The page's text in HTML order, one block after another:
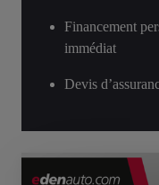
Financement
immédiat
Devis